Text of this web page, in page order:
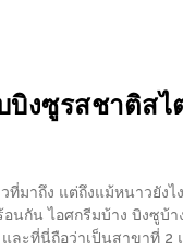
งซูรสชาติส
มาถึง แต่ถึงแม้หนาวยัง
นกัน ไอศกรีมบ้าง บิงซู
ะที่นี่ถือว่าเป็นสาขาที่ 2